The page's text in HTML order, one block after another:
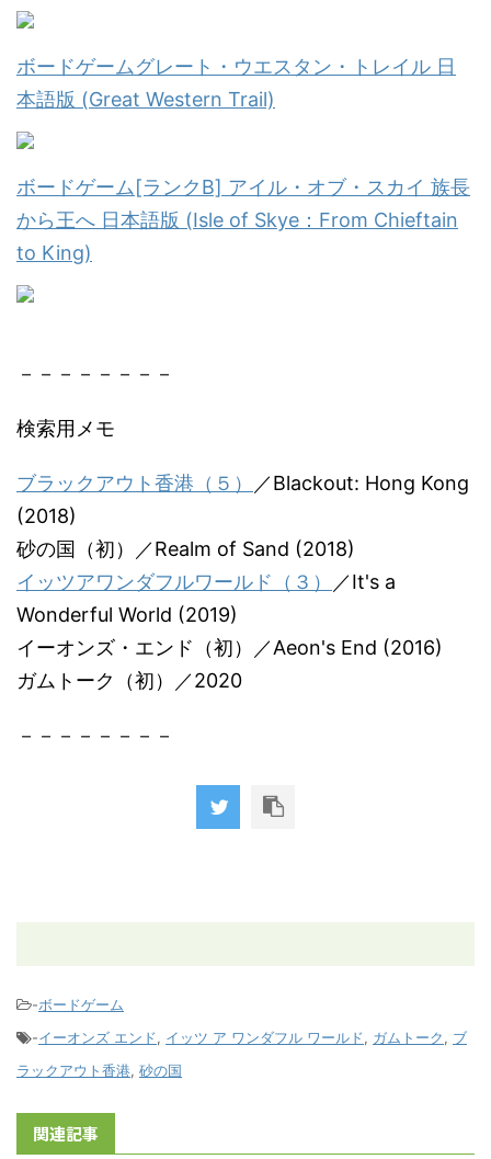
ボードゲームグレート・ウエスタン・トレイル 日
本語版 (Great Western Trail)
ボードゲーム[ランクB] アイル・オブ・スカイ 族長
から王へ 日本語版 (Isle of Skye：From Chieftain
to King)
－－－－－－－－
検索用メモ
ブラックアウト香港（５）
／Blackout: Hong Kong
(2018)
砂の国（初）／Realm of Sand (2018)
イッツアワンダフルワールド（３）
／It's a
Wonderful World (2019)
イーオンズ・エンド（初）／Aeon's End (2016)
ガムトーク（初）／2020
－－－－－－－－
-ボードゲーム
-イーオンズ エンド, イッツ ア ワンダフル ワールド, ガムトーク, ブ
ラックアウト香港, 砂の国
関連記事